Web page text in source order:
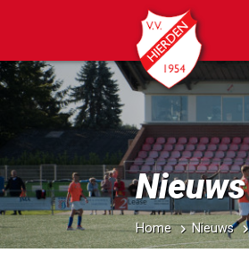
Nieuws
Home Nieuws